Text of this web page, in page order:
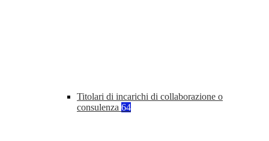
Titolari di incarichi di collaborazione o
consulenza 64